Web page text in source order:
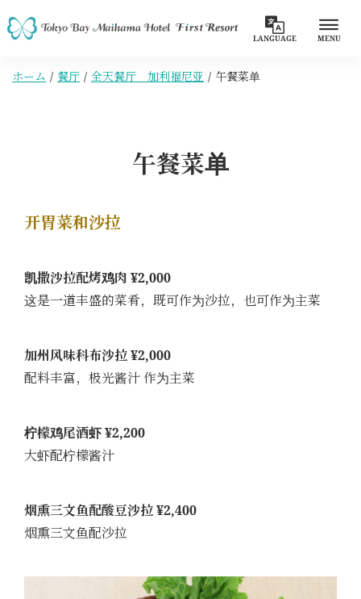
LANGUAGE MENU
ホーム 餐厅 全天餐厅 加利福尼亚 午餐菜单
午餐菜单
开胃菜和沙拉
凯撒沙拉配烤鸡肉 ¥2,000
这是一道丰盛的菜肴，既可作为沙拉，也可作为主菜
加州风味科布沙拉 ¥2,000
配料丰富，极光酱汁 作为主菜
柠檬鸡尾酒虾 ¥2,200
大虾配柠檬酱汁
烟熏三文鱼配酸豆沙拉 ¥2,400
烟熏三文鱼配沙拉